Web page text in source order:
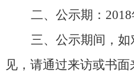
二、公示期：
三、公示期间，
见，请通过来访或书